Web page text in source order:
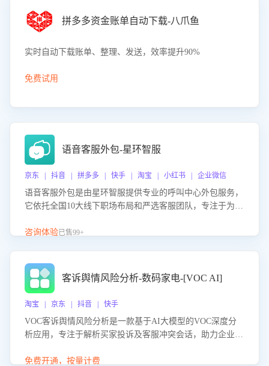
度、客服转化能力及销售业绩。
拼多多资金账单自动下载-八爪鱼
实时自动下载账单、整理、发送，效率提升90%
免费试用
语音客服外包-星环智服
京东 | 抖音 | 拼多多 | 快手 | 淘宝 | 小红书 | 企业微信
语音客服外包是由星环智服提供专业的呼叫中心外包服务，
它依托全国10大线下职场布局和严选客服团队，专注于为企
客服团队和智能工具提升语音客服服务效率和质量，帮助企
咨询体验已售99+
客诉舆情风险分析-数码家电-[VOC AI]
淘宝 | 京东 | 抖音 | 快手
VOC客诉舆情风险分析是一款基于AI大模型的VOC深度分
析应用，专注于解析买家投诉及客服冲突会话，助力企业精
别客户情绪、归因争议根源，并客观评估客服应对合理性与
免费开通，按量计费